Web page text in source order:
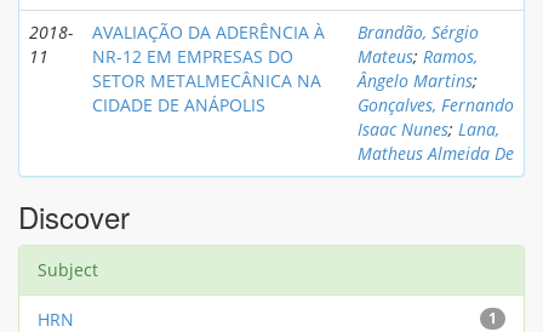
2018-
11
AVALIAÇÃO DA ADERÊNCIA À
NR-12 EM EMPRESAS DO
SETOR METALMECÂNICA NA
CIDADE DE ANÁPOLIS
Brandão, Sérgio
Mateus; Ramos,
Ângelo Martins;
Gonçalves, Fernando
Isaac Nunes; Lana,
Matheus Almeida De
Discover
Subject
1
HRN